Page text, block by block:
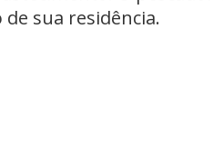
sua residência.